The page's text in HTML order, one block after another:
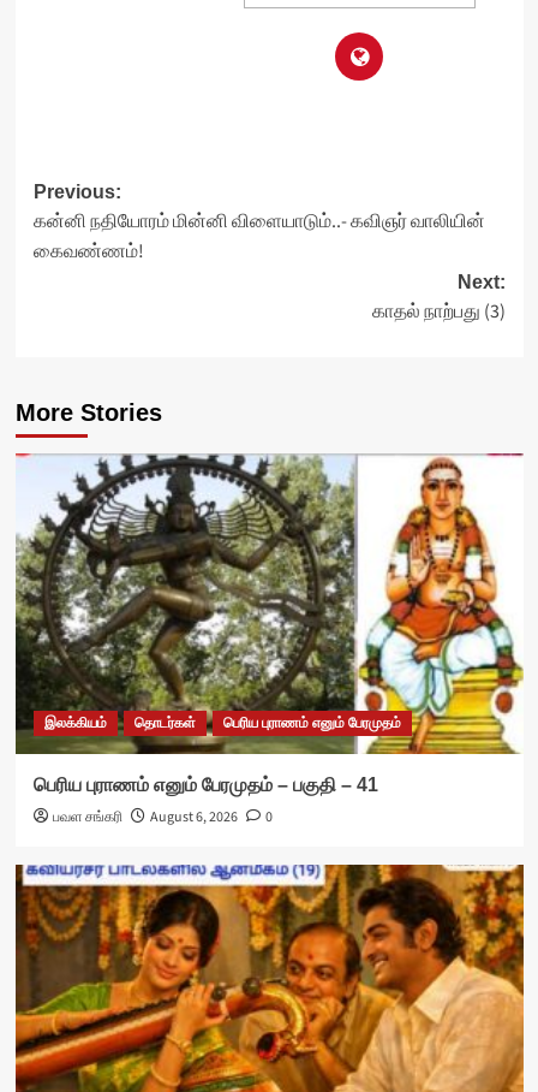
Post
navigation
Previous:
கன்னி நதியோரம் மின்னி விளையாடும்..- கவிஞர் வாலியின்
கைவண்ணம்!
Next:
காதல் நாற்பது (3)
More Stories
இலக்கியம் தொடர்கள் பெரிய புராணம் எனும் பேரமுதம்
பெரிய புராணம் எனும் பேரமுதம் – பகுதி – 41
பவள சங்கரி
August 6, 2026 0